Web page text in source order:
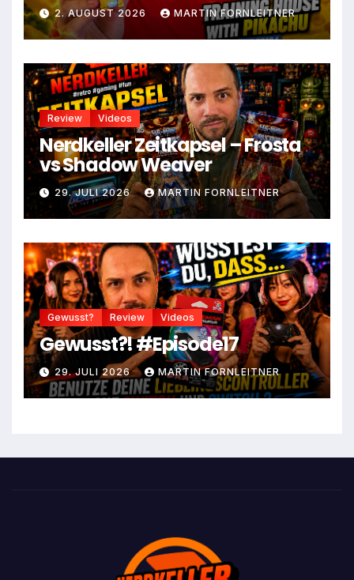
2. AUGUST 2026 MARTIN FORNLEITNER
Review Videos
Nerdkeller Zeitkapsel – Frosta
vs Shadow Weaver
29. JULI 2026 MARTIN FORNLEITNER
Gewusst? Review Videos
Gewusst?! #Episode17
29. JULI 2026 MARTIN FORNLEITNER